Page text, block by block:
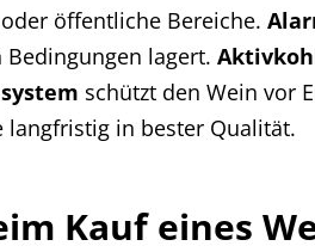
öffentliche Bereiche.
Bedingungen lagert.
schützt den Wein vor
langfristig in bester Qualität.
Kauf eines